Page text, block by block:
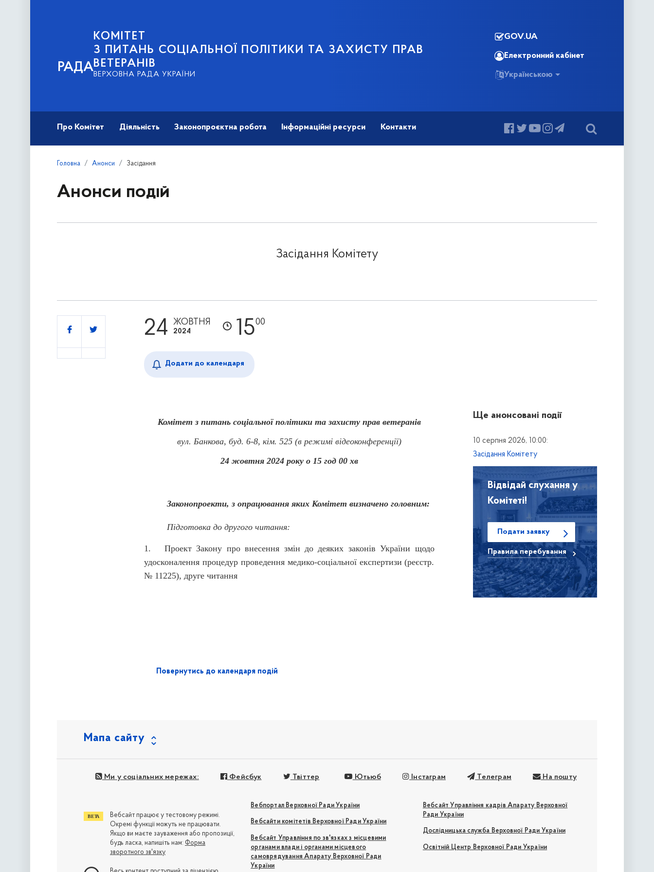
РАДА
КОМІТЕТ
З ПИТАНЬ СОЦІАЛЬНОЇ ПОЛІТИКИ ТА ЗАХИСТУ ПРАВ
ВЕТЕРАНІВ
ВЕРХОВНА РАДА УКРАЇНИ
GOV.UA
Електронний кабінет
Українською
Про Комітет Діяльність Законопроєктна робота Інформаційні ресурси Контакти
Головна Анонси Засідання
Анонси подій
Засідання Комітету
24 ЖОВТНЯ
2024 1500
Додати до календаря
Комітет з питань соціальної політики та захисту прав ветеранів
вул. Банкова, буд. 6-8, кім. 525 (в режимі відеоконференції)
24 жовтня 2024 року о 15 год 00 хв
Законопроекти, з опрацювання яких Комітет визначено головним:
Підготовка до другого читання:
1. Проект Закону про внесення змін до деяких законів України щодо
удосконалення процедур проведення медико-соціальної експертизи (реєстр.
№ 11225), друге читання
Поділитись
Повернутись до календаря подій
Ще анонсовані події
10 серпня 2026, 10:00:
Засідання Комітету
Відвідай слухання у
Комітеті!
Подати заявку
Правилаперебування
Мапа сайту
Ми у соціальних мережах: Фейсбук Твіттер Ютьюб Інстаграм Телеграм На пошту
Вебпортал Верховної Ради України
Вебсайти комітетів Верховної Ради України
Вебсайт Управління по зв'язках з місцевими
органами влади і органами місцевого
самоврядування Апарату Верховної Ради
України
Вебсайт Управління кадрів Апарату Верховної
Ради України
Дослідницька служба Верховної Ради України
Освітній Центр Верховної Ради України
Вебсайт працює у тестовому режимі.
Окремі функції можуть не працювати.
Якщо ви маєте зауваження або пропозиції,
будь ласка, напишіть нам: Форма
зворотного зв'язку